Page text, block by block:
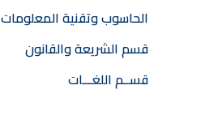
الحاسوب وتقنية المعلومات
قسم الشريعة والقانون
قســم اللغـــات